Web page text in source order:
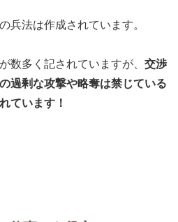
兵法は作成されています。
数多く記されていますが、 交渉
過剰な攻撃や略奪は禁じている
ています！